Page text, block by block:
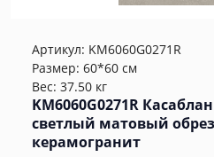
Артикул: KM6060G0271R
Размер: 60*60 см
Вес: 37.50 кг
KM6060G0271R
светлый матовый
керамогранит